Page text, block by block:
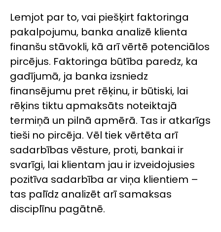
Lemjot par to, vai piešķirt faktoringa
pakalpojumu, banka analizē klienta
finanšu stāvokli, kā arī vērtē potenciālos
pircējus. Faktoringa būtība paredz, ka
gadījumā, ja banka izsniedz
finansējumu pret rēķinu, ir būtiski, lai
rēķins tiktu apmaksāts noteiktajā
termiņā un pilnā apmērā. Tas ir atkarīgs
tieši no pircēja. Vēl tiek vērtēta arī
sadarbības vēsture, proti, bankai ir
svarīgi, lai klientam jau ir izveidojusies
pozitīva sadarbība ar viņa klientiem –
tas palīdz analizēt arī samaksas
disciplīnu pagātnē.